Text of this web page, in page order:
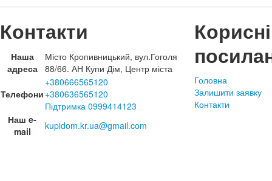
Контакти
Наша
адреса
Місто Кропивницький, вул.Гоголя
88/66. АН Купи Дім, Центр міста
Телефони
+380666565120
+380636565120
Підтримка 0999414123
Наш e-
mail
kupidom.kr.ua@gmail.com
Корисні
Головна
Залишити заявку
Контакти